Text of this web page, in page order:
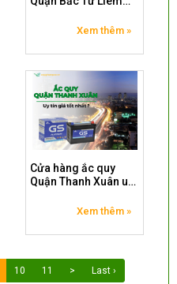
Xem thêm »
Cửa hàng ắc quy
Quận Thanh Xuân uy
Xem thêm »
10 11 > Last ›